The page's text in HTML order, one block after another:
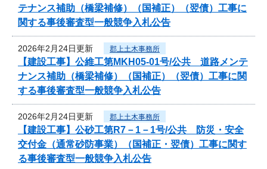
テナンス補助（橋梁補修）（国補正）（翌債）工事に
関する事後審査型一般競争入札公告
2026年2月24日更新 郡上土木事務所
【建設工事】公維工第MKH05-01号/公共 道路メンテ
ナンス補助（橋梁補修）（国補正）（翌債）工事に関
する事後審査型一般競争入札公告
2026年2月24日更新 郡上土木事務所
【建設工事】公砂工第R7－1－1号/公共 防災・安全
交付金（通常砂防事業）（国補正・翌債）工事に関す
る事後審査型一般競争入札公告